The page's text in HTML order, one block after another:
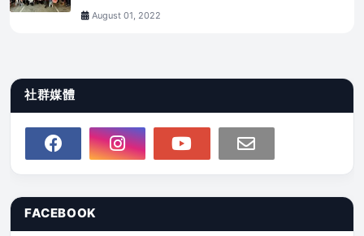
August 01, 2022
社群媒體
FACEBOOK